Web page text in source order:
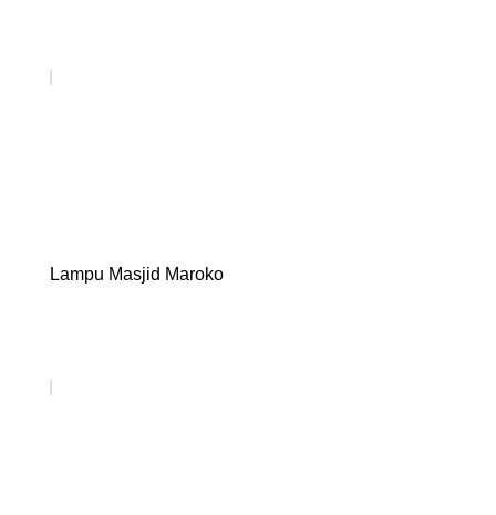
Lampu Masjid Maroko